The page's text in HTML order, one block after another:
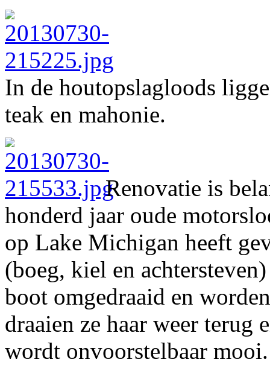
In de houtopslagloods
teak en mahonie.
Renovatie is
honderd jaar oude
op Lake Michigan heeft
(boeg, kiel en
boot omgedraaid en
draaien ze haar weer terug
wordt onvoorstelbaar mooi.